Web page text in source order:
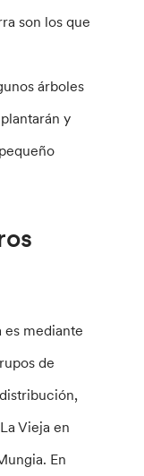
son los que
árboles
y
mediante
de
Vieja en
En